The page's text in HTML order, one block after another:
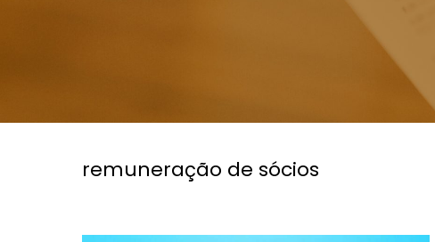
remuneração de sócios